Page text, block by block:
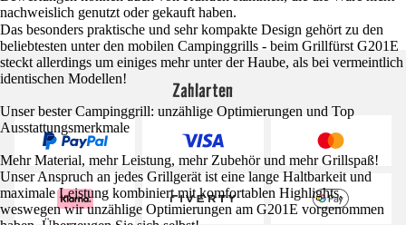
Das besonders praktische und sehr kompakte Design gehört zu den
beliebtesten unter den mobilen Campinggrills - beim Grillfürst G201E
steckt allerdings um einiges mehr unter der Haube, als bei vermeintlich
identischen Modellen!
Unser bester Campinggrill: unzählige Optimierungen und Top
Ausstattungsmerkmale
Mehr Material, mehr Leistung, mehr Zubehör und mehr Grillspaß!
Unser Anspruch an jedes Grillgerät ist eine lange Haltbarkeit und
maximale Leistung kombiniert mit komfortablen Highlights,
weswegen wir unzählige Optimierungen am G201E vorgenommen
nachweislich genutzt oder gekauft haben.
Zahlarten